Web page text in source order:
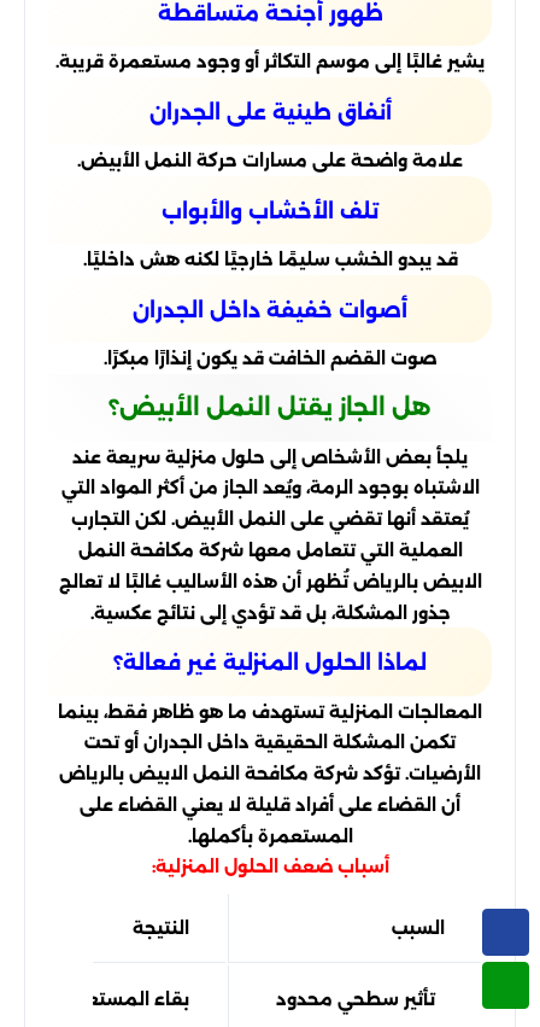
ظهور أجنحة متساقطة
يشير غالبًا إلى موسم التكاثر أو وجود مستعمرة قريبة.
أنفاق طينية على الجدران
علامة واضحة على مسارات حركة النمل الأبيض.
تلف الأخشاب والأبواب
قد يبدو الخشب سليمًا خارجيًا لكنه هش داخليًا.
أصوات خفيفة داخل الجدران
صوت القضم الخافت قد يكون إنذارًا مبكرًا.
هل الجاز يقتل النمل الأبيض؟
يلجأ بعض الأشخاص إلى حلول منزلية سريعة عند
الاشتباه بوجود الرمة، ويُعد الجاز من أكثر المواد التي
يُعتقد أنها تقضي على النمل الأبيض. لكن التجارب
العملية التي تتعامل معها شركة مكافحة النمل
الابيض بالرياض تُظهر أن هذه الأساليب غالبًا لا تعالج
جذور المشكلة، بل قد تؤدي إلى نتائج عكسية.
لماذا الحلول المنزلية غير فعالة؟
المعالجات المنزلية تستهدف ما هو ظاهر فقط، بينما
تكمن المشكلة الحقيقية داخل الجدران أو تحت
الأرضيات. تؤكد شركة مكافحة النمل الابيض بالرياض
أن القضاء على أفراد قليلة لا يعني القضاء على
المستعمرة بأكملها.
أسباب ضعف الحلول المنزلية:
السبب النتيجة
تأثير سطحي محدود بقاء المستعمرة